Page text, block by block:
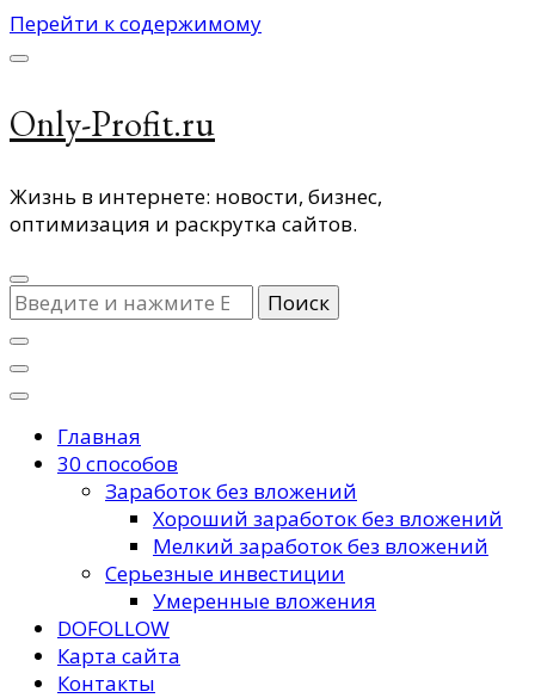
Перейти к содержимому
Only-Profit.ru
Жизнь в интернете: новости, бизнес,
оптимизация и раскрутка сайтов.
Ищите
что-
то?
Главная
30 способов
Заработок без вложений
Хороший заработок без вложений
Мелкий заработок без вложений
Серьезные инвестиции
Умеренные вложения
DOFOLLOW
Карта сайта
Контакты